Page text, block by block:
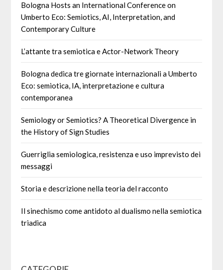
Bologna Hosts an International Conference on
Umberto Eco: Semiotics, AI, Interpretation, and
Contemporary Culture
L’attante tra semiotica e Actor-Network Theory
Bologna dedica tre giornate internazionali a Umberto
Eco: semiotica, IA, interpretazione e cultura
contemporanea
Semiology or Semiotics? A Theoretical Divergence in
the History of Sign Studies
Guerriglia semiologica, resistenza e uso imprevisto dei
messaggi
Storia e descrizione nella teoria del racconto
Il sinechismo come antidoto al dualismo nella semiotica
triadica